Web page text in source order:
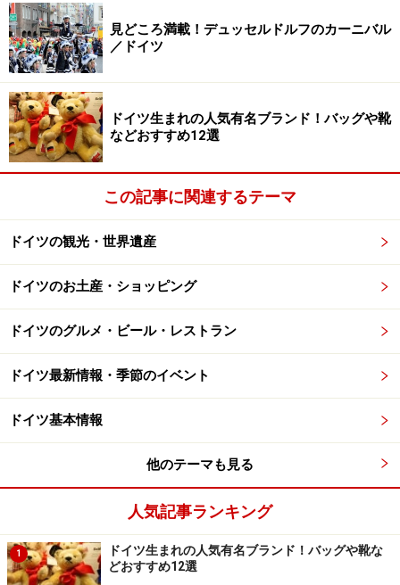
デュッセルドルフの街情報はこちらの記事でどうぞ
デュッセルドルフ／ドイツ
デュッセルドルフの観光名所
デュッセルドルフ近郊でおすすめのクリスマス市
ドイツ西部最大！ケルンのクリスマスマーケット
欧州トップ10クリスマス市に選ばれたアーヘンと
＜DATA＞
のクリスマス市
開催期間：2019年11月21日～12月30日
開催時間：日～木 11:00 ～20:00 土日 11:00 ～21:00
開催場所：Marktplatzほか
アクセス：デュッセルドルフ中央駅から徒歩15分
一番人気！マルクト広場の伝統的なクリス
マスマーケット
見どころ満載！デュッセルドルフのカーニバル
／ドイツ
ドイツ生まれの人気有名ブランド！バッグや靴
などおすすめ12選
この記事に関連するテーマ
ドイツの観光・世界遺産
ドイツのお土産・ショッピング
ドイツのグルメ・ビール・レストラン
ドイツ最新情報・季節のイベント
ドイツ基本情報
他のテーマも見る
人気記事ランキング
1
ドイツ生まれの人気有名ブランド！バッグや靴な
どおすすめ12選